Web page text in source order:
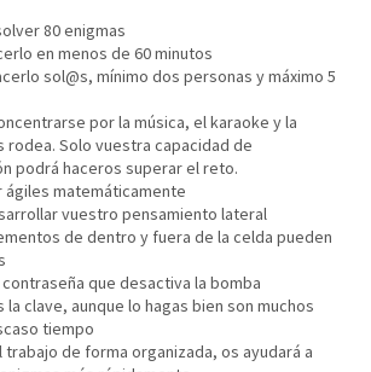
80 enigmas
en menos de 60 minutos
sol@s, mínimo dos personas y máximo 5
por la música, el karaoke y la
rodea. Solo vuestra capacidad de
podrá haceros superar el reto.
ágiles matemáticamente
vuestro pensamiento lateral
de dentro y fuera de la celda pueden
contraseña que desactiva la bomba
la clave, aunque lo hagas bien son muchos
tiempo
de forma organizada, os ayudará a